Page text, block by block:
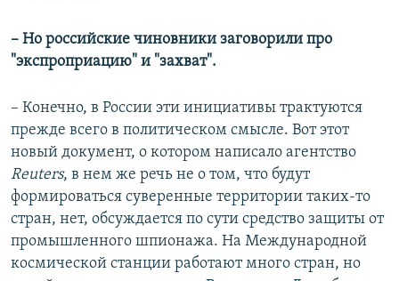
– Но российские чиновники заговорили про
"экспроприацию" и "захват".
– Конечно, в России эти инициативы трактуются
прежде всего в политическом смысле. Вот этот
новый документ, о котором написало агентство
Reuters, в нем же речь не о том, что будут
формироваться суверенные территории таких-то
стран, нет, обсуждается по сути средство защиты от
промышленного шпионажа. На Международной
космической станции работают много стран, но